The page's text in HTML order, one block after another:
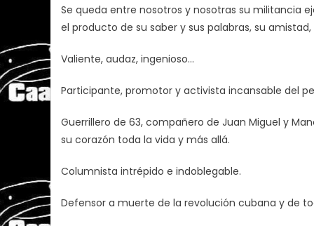
Se queda entre nosotros y nosotras su militancia
el producto de su saber y sus palabras, su
Valiente, audaz, ingenioso…
Participante, promotor y activista incansable del
Guerrillero de 63, compañero de Juan Miguel y
su corazón toda la vida y más allá.
Columnista intrépido e indoblegable.
Defensor a muerte de la revolución cubana y de